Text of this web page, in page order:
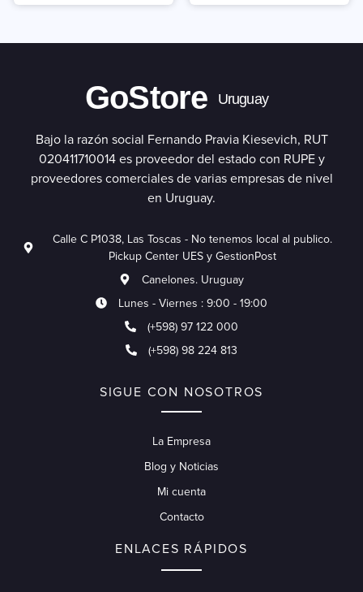
de 5
GoStore Uruguay
Bajo la razón social Fernando Pravia Kiesevich, RUT
020411710014 es proveedor del estado con RUPE y
proveedores comerciales de varias empresas de nivel
en Uruguay.
Calle C P1038, Las Toscas - No tenemos local al publico.
Pickup Center UES y GestionPost
Canelones. Uruguay
Lunes - Viernes : 9:00 - 19:00
(+598) 97 122 000
(+598) 98 224 813
SIGUE CON NOSOTROS
La Empresa
Blog y Noticias
Mi cuenta
Contacto
ENLACES RÁPIDOS